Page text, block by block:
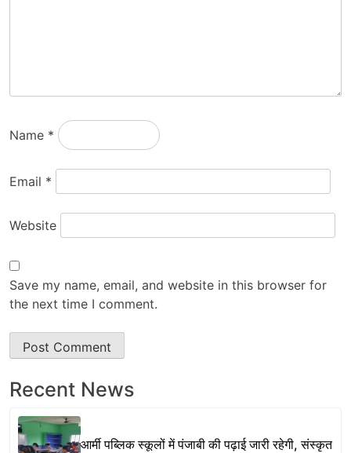
Name *
Email *
Website
Save my name, email, and website in this browser for
the next time I comment.
Recent News
आर्मी पब्लिक स्कूलों में पंजाबी की पढ़ाई जारी रहेगी, संस्कृत